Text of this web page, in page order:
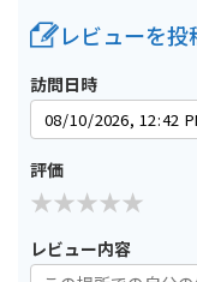
レビューを投
訪問日時
評価
レビュー内容